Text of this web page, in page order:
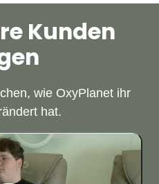
Kunden
wie OxyPlanet ihr
hat.